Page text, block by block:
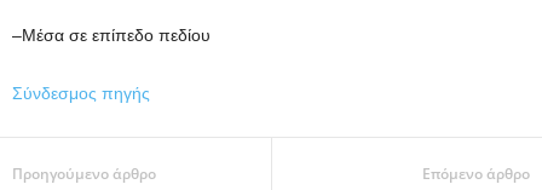
–Μέσα σε επίπεδο πεδίου
Σύνδεσμος πηγής
Προηγούμενο άρθρο Επόμενο άρθρο